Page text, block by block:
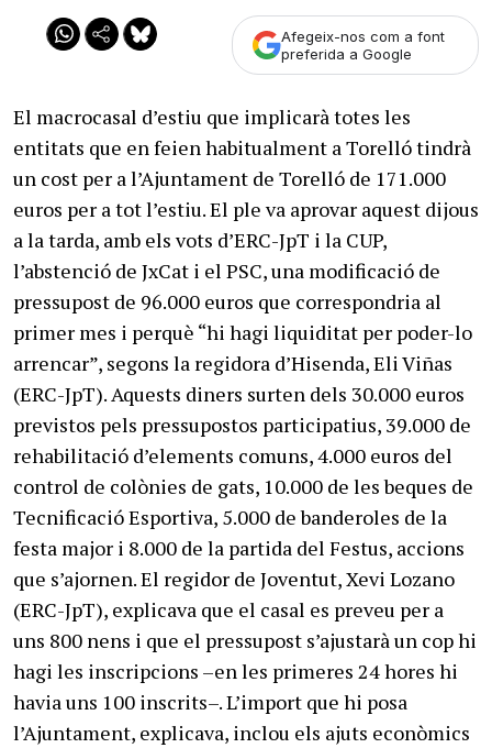
Afegeix-nos com a font
preferida a Google
El macrocasal d’estiu que implicarà totes les
entitats que en feien habitualment a Torelló tindrà
un cost per a l’Ajuntament de Torelló de 171.000
euros per a tot l’estiu. El ple va aprovar aquest dijous
a la tarda, amb els vots d’ERC-JpT i la CUP,
l’abstenció de JxCat i el PSC, una modificació de
pressupost de 96.000 euros que correspondria al
primer mes i perquè “hi hagi liquiditat per poder-lo
arrencar”, segons la regidora d’Hisenda, Eli Viñas
(ERC-JpT). Aquests diners surten dels 30.000 euros
previstos pels pressupostos participatius, 39.000 de
rehabilitació d’elements comuns, 4.000 euros del
control de colònies de gats, 10.000 de les beques de
Tecnificació Esportiva, 5.000 de banderoles de la
festa major i 8.000 de la partida del Festus, accions
que s’ajornen. El regidor de Joventut, Xevi Lozano
(ERC-JpT), explicava que el casal es preveu per a
uns 800 nens i que el pressupost s’ajustarà un cop hi
hagi les inscripcions –en les primeres 24 hores hi
havia uns 100 inscrits–. L’import que hi posa
l’Ajuntament, explicava, inclou els ajuts econòmics